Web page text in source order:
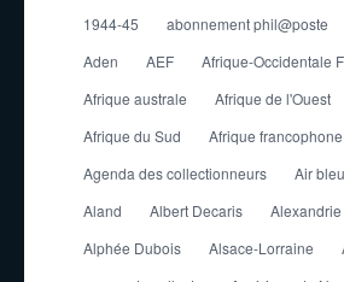
1944-45
abonnement phil@poste
Aden
AEF
Afrique-Occidentale
Afrique australe
Afrique de l'Ouest
Afrique du Sud
Afrique francophone
Agenda des collectionneurs
Air bleu
Aland
Albert Decaris Alexandrie
Alphée Dubois
Alsace-Lorraine